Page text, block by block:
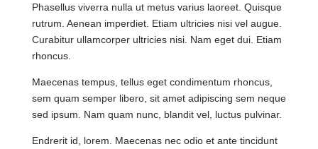
Phasellus viverra nulla ut metus varius laoreet. Quisque
rutrum. Aenean imperdiet. Etiam ultricies nisi vel augue.
Curabitur ullamcorper ultricies nisi. Nam eget dui. Etiam
rhoncus.
Maecenas tempus, tellus eget condimentum rhoncus,
sem quam semper libero, sit amet adipiscing sem neque
sed ipsum. Nam quam nunc, blandit vel, luctus pulvinar.
Endrerit id, lorem. Maecenas nec odio et ante tincidunt